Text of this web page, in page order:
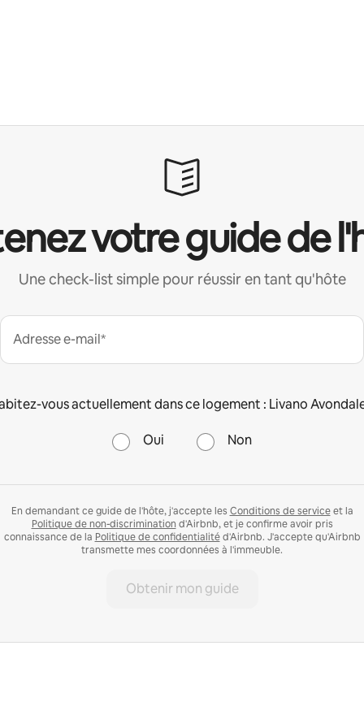
votre guide de
Une check-list simple pour réussir en tant qu'hôte
Adresse e-mail*
vous actuellement dans ce logement : Livano
Oui Non
En demandant ce guide de l'hôte, j'accepte les Conditions de serviceet la
Politique de non-discrimination d'Airbnb, et je confirme avoir pris
connaissance de la Politique de confidentialitéd'Airbnb. J'accepte qu'Airbnb
transmette mes coordonnées à l'immeuble.
Obtenir mon guide